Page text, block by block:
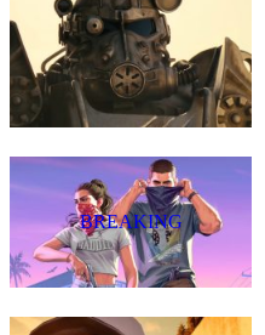
BREAKING